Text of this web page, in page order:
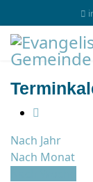
Nach Jahr
Nach Monat